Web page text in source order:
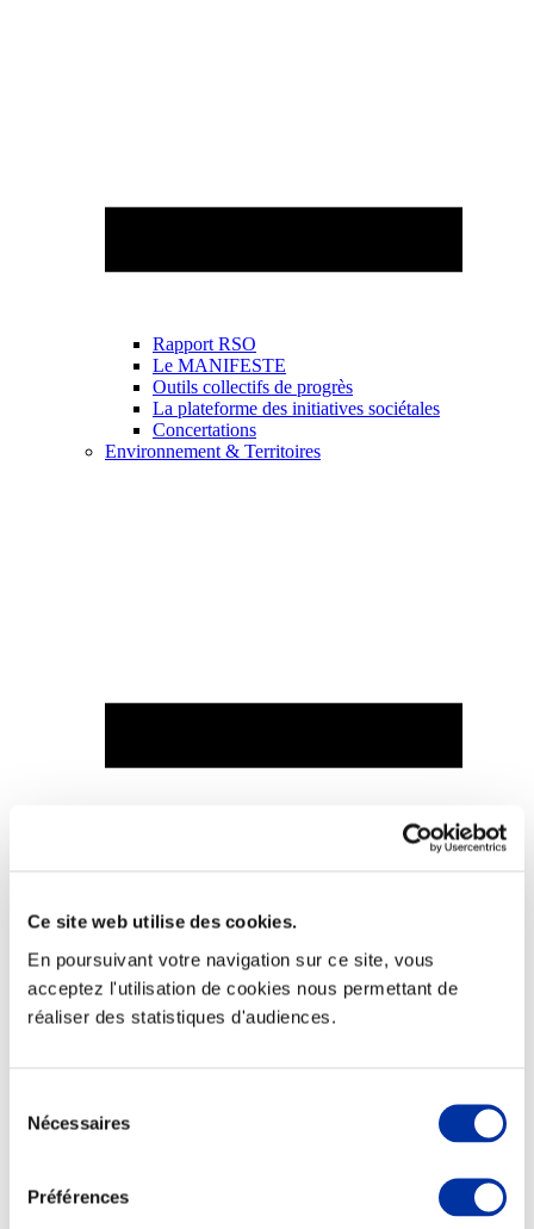
Ce site web utilise des cookies.
En poursuivant votre navigation sur ce site, vous
acceptez l'utilisation de cookies nous permettant de
réaliser des statistiques d'audiences.
Nécessaires
Préférences
Rapport RSO
Le MANIFESTE
Outils collectifs de progrès
La plateforme des initiatives sociétales
Concertations
Environnement & Territoires
Economie de ressources
Bien-être, Protection et Santé des animaux